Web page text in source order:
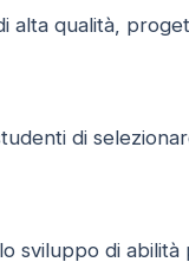
alta qualità,
di
sviluppo di abilità